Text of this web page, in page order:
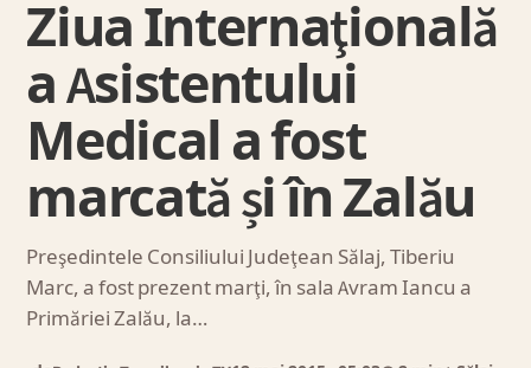
Ziua Internaţională
a Asistentului
Medical a fost
marcată și în Zalău
Preşedintele Consiliului Judeţean Sălaj, Tiberiu
Marc, a fost prezent marţi, în sala Avram Iancu a
Primăriei Zalău, la…